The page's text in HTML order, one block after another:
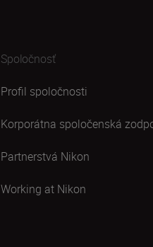
Spoločnosť
Profil spoločnosti
Korporátna spoločenská
Partnerstvá Nikon
Working at Nikon